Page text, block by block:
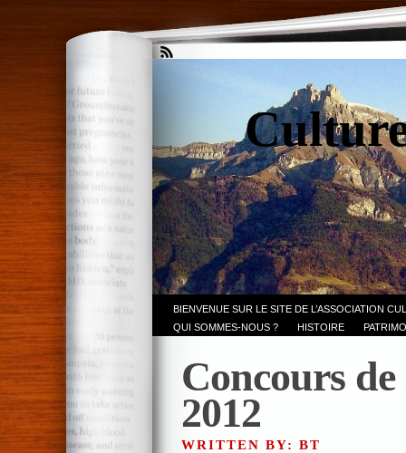
BIENVENUE SUR LE SITE DE L’ASSOCIATION
QUI SOMMES-NOUS ?
HISTOIRE
Concours
2012
WRITTEN BY: BT